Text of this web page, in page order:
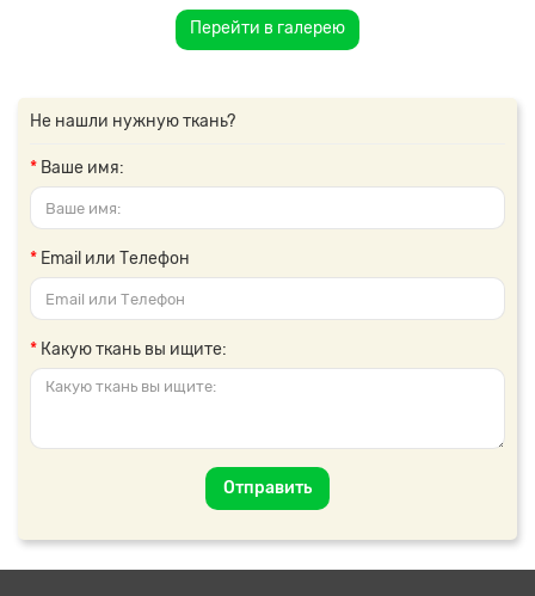
Перейти в галерею
Не нашли нужную ткань?
Ваше имя:
Email или Телефон
Какую ткань вы ищите:
Отправить